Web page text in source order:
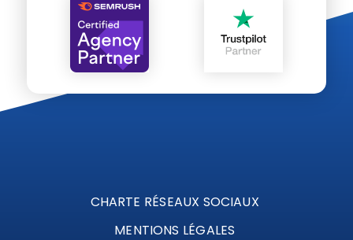
CHARTE RÉSEAUX SOCIAUX
MENTIONS LÉGALES